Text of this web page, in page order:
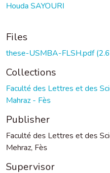
Houda SAYOURI
Files
these-USMBA-FLSH.pdf
Collections
Faculté des Lettres et des
Mahraz - Fès
Publisher
Faculté des Lettres et des
Mehraz, Fès
Supervisor